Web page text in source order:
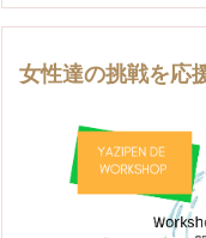
女性達の挑戦を応